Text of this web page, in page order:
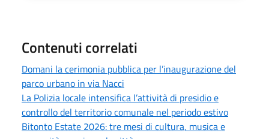
Contenuti correlati
Domani la cerimonia pubblica per l’inaugurazione del
parco urbano in via Nacci
La Polizia locale intensifica l’attività di presidio e
controllo del territorio comunale nel periodo estivo
Bitonto Estate 2026: tre mesi di cultura, musica e